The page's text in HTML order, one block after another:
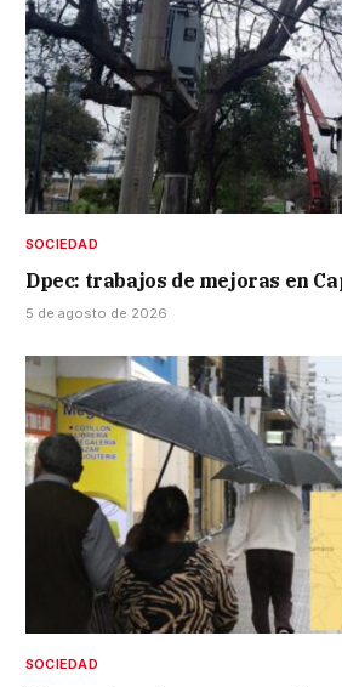
SOCIEDAD
Dpec: trabajos de mejoras en
5 de agosto de 2026
SOCIEDAD